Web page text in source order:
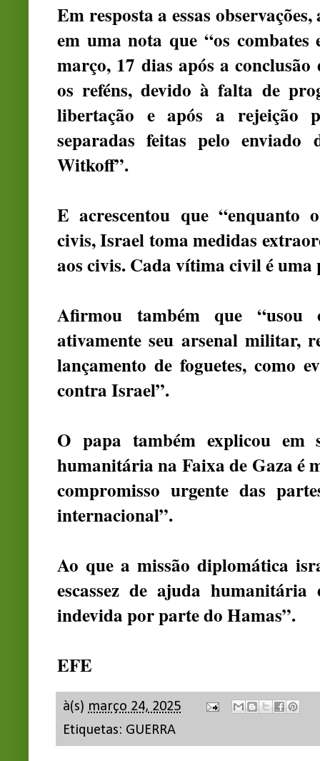
Em resposta a essas
em uma nota que “os
março, 17 dias após a
os reféns, devido à falta de
libertação e após a rejeição
separadas feitas pelo enviado
Witkoff”.
E acrescentou que “enquanto
civis, Israel toma medidas
aos civis. Cada vítima civil é
Afirmou também que “usou
ativamente seu arsenal militar,
lançamento de foguetes, como
contra Israel”.
O papa também explicou em
humanitária na Faixa de Gaza é
compromisso urgente das
internacional”.
Ao que a missão diplomática
escassez de ajuda
indevida por parte do Hamas”.
EFE
à(s) março 24, 2025
Etiquetas: GUERRA